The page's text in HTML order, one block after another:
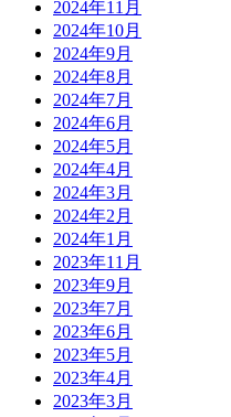
2024年11月
2024年10月
2024年9月
2024年8月
2024年7月
2024年6月
2024年5月
2024年4月
2024年3月
2024年2月
2024年1月
2023年11月
2023年9月
2023年7月
2023年6月
2023年5月
2023年4月
2023年3月